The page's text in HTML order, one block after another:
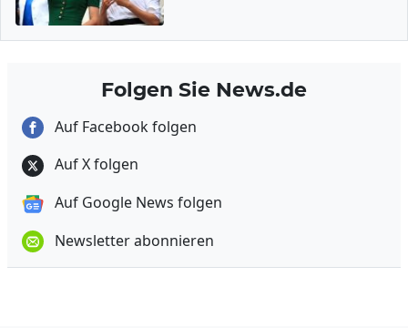
Folgen Sie News.de
Auf Facebook folgen
Auf X folgen
Auf Google News folgen
Newsletter abonnieren